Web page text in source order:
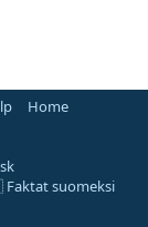
Home
suomeksi